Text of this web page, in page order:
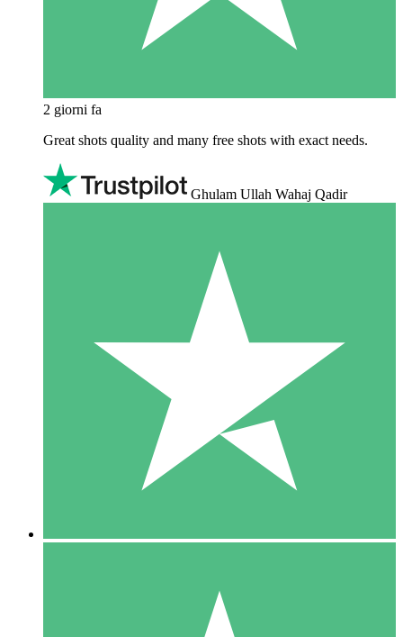
2 giorni fa
Great shots quality and many free shots with exact needs.
Ghulam Ullah Wahaj Qadir